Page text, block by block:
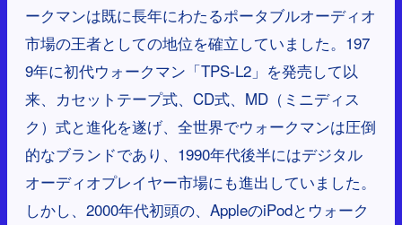
ークマンは既に長年にわたるポータブルオーディオ
市場の王者としての地位を確立していました。197
9年に初代ウォークマン「TPS-L2」を発売して以
来、カセットテープ式、CD式、MD（ミニディス
ク）式と進化を遂げ、全世界でウォークマンは圧倒
的なブランドであり、1990年代後半にはデジタル
オーディオプレイヤー市場にも進出していました。
しかし、2000年代初頭の、AppleのiPodとウォーク